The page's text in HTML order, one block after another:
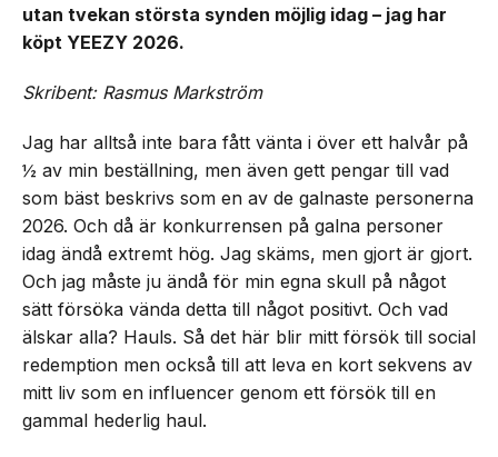
utan tvekan största synden möjlig idag – jag har
köpt YEEZY 2026.
Skribent: Rasmus Markström
Jag har alltså inte bara fått vänta i över ett halvår på
½ av min beställning, men även gett pengar till vad
som bäst beskrivs som en av de galnaste personerna
2026. Och då är konkurrensen på galna personer
idag ändå extremt hög. Jag skäms, men gjort är gjort.
Och jag måste ju ändå för min egna skull på något
sätt försöka vända detta till något positivt. Och vad
älskar alla? Hauls. Så det här blir mitt försök till social
redemption men också till att leva en kort sekvens av
mitt liv som en influencer genom ett försök till en
gammal hederlig haul.